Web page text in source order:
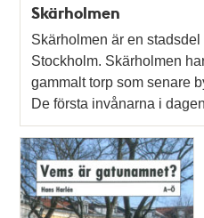
Skärholmen
Skärholmen är en stadsdel
Stockholm. Skärholmen
gammalt torp som senare
De första invånarna i